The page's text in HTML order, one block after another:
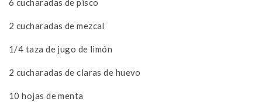
6 cucharadas de pisco
2 cucharadas de mezcal
1/4 taza de jugo de limón
2 cucharadas de claras de huevo
10 hojas de menta